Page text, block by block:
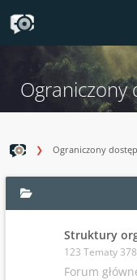
Ograniczony
Ograniczony dostęp
Struktury
123 Tematy
Forum